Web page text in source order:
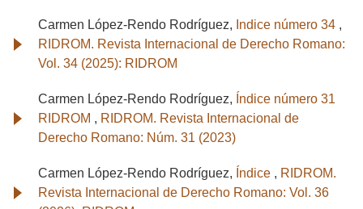
Carmen López-Rendo Rodríguez, Indice número 34 ,
RIDROM. Revista Internacional de Derecho Romano:
Vol. 34 (2025): RIDROM
Carmen López-Rendo Rodríguez, Índice número 31
RIDROM , RIDROM. Revista Internacional de
Derecho Romano: Núm. 31 (2023)
Carmen López-Rendo Rodríguez, Índice , RIDROM.
Revista Internacional de Derecho Romano: Vol. 36